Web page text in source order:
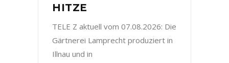
HITZE
TELE Z aktuell vom 07.08.2026: Die
Gärtnerei Lamprecht produziert in
Illnau und in